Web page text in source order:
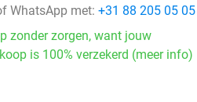
WhatsApp met: +31 88 205 05 05
zonder zorgen, want jouw
is 100% verzekerd (meer info)